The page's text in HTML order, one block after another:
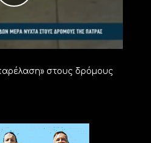
στους δρόμους